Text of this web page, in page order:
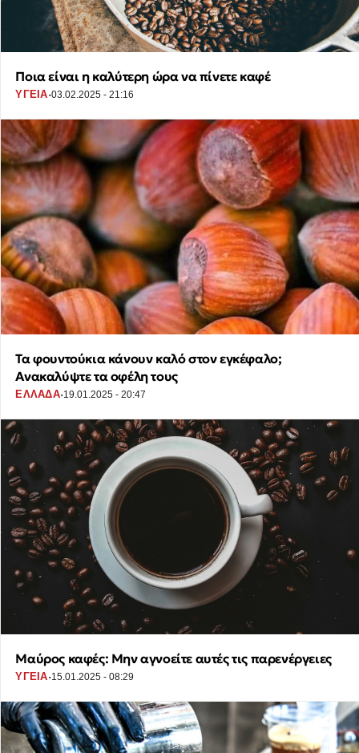
Ποια είναι η καλύτερη ώρα να πίνετε καφέ
ΥΓΕΙΑ·03.02.2025 - 21:16
Τα φουντούκια κάνουν καλό στον εγκέφαλο;
Ανακαλύψτε τα οφέλη τους
ΕΛΛΑΔΑ·19.01.2025 - 20:47
Μαύρος καφές: Μην αγνοείτε αυτές τις παρενέργειες
ΥΓΕΙΑ·15.01.2025 - 08:29